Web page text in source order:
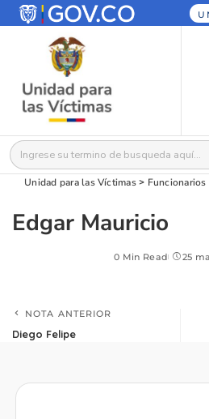
Buscar:
Unidad para las Víctimas> Funcionarios
Edgar Mauricio
0 Min Read 25
NOTA ANTERIOR
Diego Felipe